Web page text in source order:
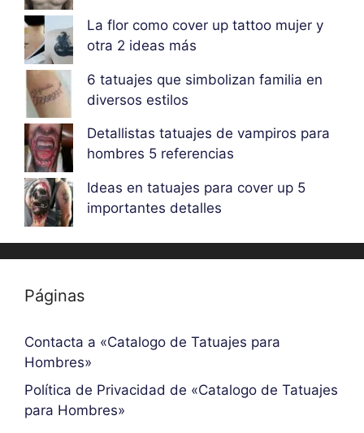
La flor como cover up tattoo mujer y
otra 2 ideas más
6 tatuajes que simbolizan familia en
diversos estilos
Detallistas tatuajes de vampiros para
hombres 5 referencias
Ideas en tatuajes para cover up 5
importantes detalles
Páginas
Contacta a «Catalogo de Tatuajes para
Hombres»
Política de Privacidad de «Catalogo de Tatuajes
para Hombres»